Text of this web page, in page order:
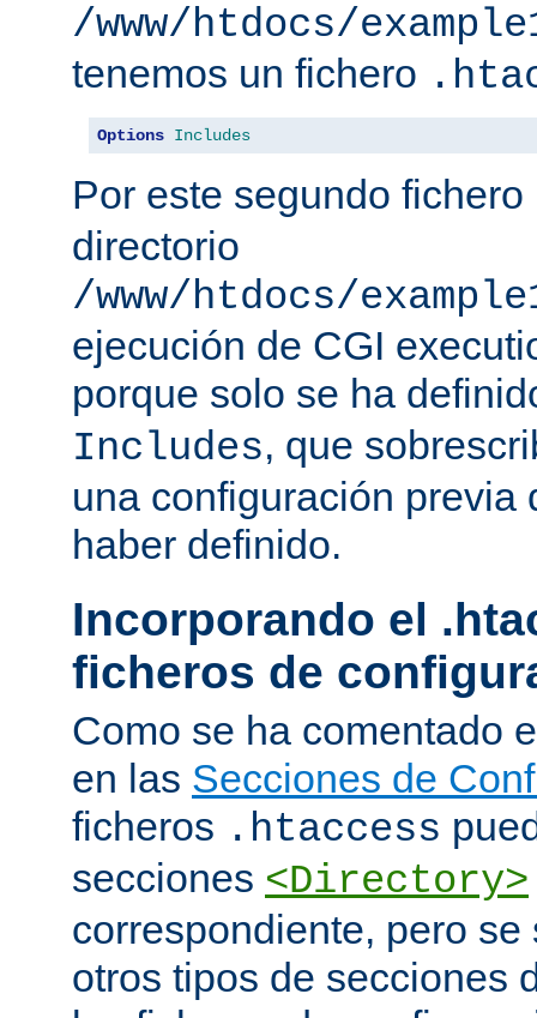
/www/htdocs/
tenemos un fichero
Options Includes
Por este segundo fichero
directorio
/www/htdocs/
ejecución de CGI
porque solo se ha
Includes, que
una configuración previa
haber definido.
Incorporando el
ficheros de
Como se ha comentado
en las Secciones de
ficheros .htaccess
secciones <Directory>
correspondiente, pero
otros tipos de secciones